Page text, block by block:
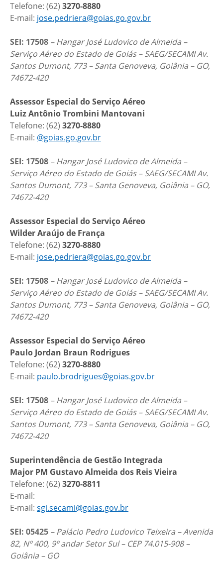
Telefone: (62) 3270-8880
E-mail: jose.pedriera@goias.go.gov.br
SEI: 17508 – Hangar José Ludovico de Almeida –
Serviço Aéreo do Estado de Goiás – SAEG/SECAMI Av.
Santos Dumont, 773 – Santa Genoveva, Goiânia – GO,
74672-420
Assessor Especial do Serviço Aéreo
Luiz Antônio Trombini Mantovani
Telefone: (62) 3270-8880
E-mail: @goias.go.gov.br
SEI: 17508 – Hangar José Ludovico de Almeida –
Serviço Aéreo do Estado de Goiás – SAEG/SECAMI Av.
Santos Dumont, 773 – Santa Genoveva, Goiânia – GO,
74672-420
Assessor Especial do Serviço Aéreo
Wilder Araújo de França
Telefone: (62) 3270-8880
E-mail: jose.pedriera@goias.go.gov.br
SEI: 17508 – Hangar José Ludovico de Almeida –
Serviço Aéreo do Estado de Goiás – SAEG/SECAMI Av.
Santos Dumont, 773 – Santa Genoveva, Goiânia – GO,
74672-420
Assessor Especial do Serviço Aéreo
Paulo Jordan Braun Rodrigues
Telefone: (62) 3270-8880
E-mail: paulo.brodrigues@goias.gov.br
SEI: 17508 – Hangar José Ludovico de Almeida –
Serviço Aéreo do Estado de Goiás – SAEG/SECAMI Av.
Santos Dumont, 773 – Santa Genoveva, Goiânia – GO,
74672-420
Superintendência de Gestão Integrada
Major PM Gustavo Almeida dos Reis Vieira
Telefone: (62) 3270-8811
E-mail:
E-mail: sgi.secami@goias.gov.br
SEI: 05425 – Palácio Pedro Ludovico Teixeira – Avenida
82, Nº 400, 9º andar Setor Sul – CEP 74.015-908 –
Goiânia – GO